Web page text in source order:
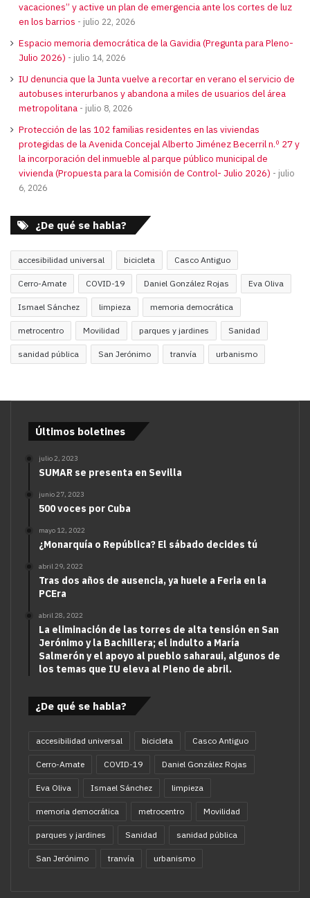
vacaciones” y active un plan de emergencia ante los cortes de luz
en los barrios
julio 22, 2026
Espacio memoria democrática de la Gavidia (Pregunta para Pleno-
Julio 2026)
julio 14, 2026
IU denuncia que la Junta vuelve a recortar en verano el servicio de
autobuses interurbanos y abandona a miles de usuarios del área
metropolitana
julio 8, 2026
Protección de las 102 familias residentes en las viviendas
protegidas de la Avenida Concejal Alberto Jiménez Becerril n.º 27 y
la incorporación del inmueble al parque público municipal de
vivienda (Propuesta para la Comisión de Control- Julio 2026)
julio
6, 2026
¿De qué se habla?
accesibilidad universal bicicleta Casco Antiguo
Cerro-Amate COVID-19 Daniel González Rojas Eva Oliva
Ismael Sánchez limpieza memoria democrática
metrocentro Movilidad parques y jardines Sanidad
sanidad pública San Jerónimo tranvía urbanismo
Últimos boletines
julio 2, 2023
SUMAR se presenta en Sevilla
junio 27, 2023
500 voces por Cuba
mayo 12, 2022
¿Monarquía o República? El sábado decides tú
abril 29, 2022
Tras dos años de ausencia, ya huele a Feria en la
PCEra
abril 28, 2022
La eliminación de las torres de alta tensión en San
Jerónimo y la Bachillera; el indulto a María
Salmerón y el apoyo al pueblo saharaui, algunos de
los temas que IU eleva al Pleno de abril.
¿De qué se habla?
accesibilidad universal bicicleta Casco Antiguo
Cerro-Amate COVID-19 Daniel González Rojas
Eva Oliva Ismael Sánchez limpieza
memoria democrática metrocentro Movilidad
parques y jardines Sanidad sanidad pública
San Jerónimo tranvía urbanismo